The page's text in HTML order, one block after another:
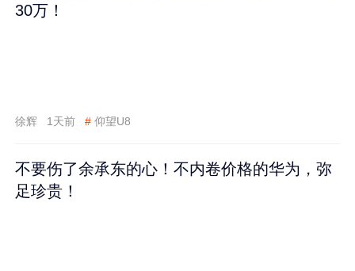
30万！
徐辉 1天前 # 仰望U8
不要伤了余承东的心！不内卷价格的华为，弥
足珍贵！